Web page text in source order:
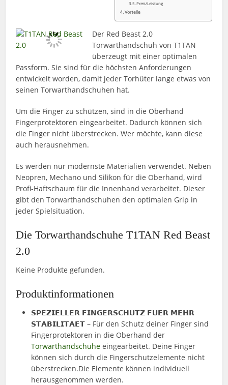
Preis/Leistung
Vorteile
Der Red Beast 2.0
Torwarthandschuh von T1TAN
überzeugt mit einer optimalen
Passform. Sie sind für die höchsten Anforderungen
entwickelt worden, damit jeder Torhüter lange etwas von
seinen Torwarthandschuhen hat.
Um die Finger zu schützen, sind in die Oberhand
Fingerprotektoren eingearbeitet. Dadurch können sich
die Finger nicht überstrecken. Wer möchte, kann diese
auch herausnehmen.
Es werden nur modernste Materialien verwendet. Neben
Neopren, Mechano und Silikon für die Oberhand, wird
Profi-Haftschaum für die Innenhand verarbeitet. Dieser
gibt den Torwarthandschuhen den optimalen Grip in
jeder Spielsituation.
Die Torwarthandschuhe T1TAN Red Beast
2.0
Keine Produkte gefunden.
Produktinformationen
𝗦𝗣𝗘𝗭𝗜𝗘𝗟𝗟𝗘𝗥 𝗙𝗜𝗡𝗚𝗘𝗥𝗦𝗖𝗛𝗨𝗧𝗭 𝗙𝗨𝗘𝗥 𝗠𝗘𝗛𝗥
𝗦𝗧𝗔𝗕𝗜𝗟𝗜𝗧𝗔𝗘𝗧 – Für den Schutz deiner Finger sind
Fingerprotektoren in die Oberhand der
Torwarthandschuhe eingearbeitet. Deine Finger
können sich durch die Fingerschutzelemente nicht
überstrecken.Die Elemente können individuell
herausgenommen werden.